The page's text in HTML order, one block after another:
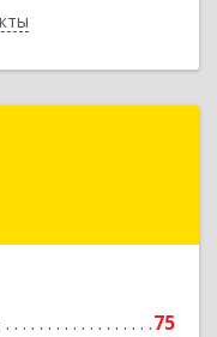
75
обл, Заречный г,